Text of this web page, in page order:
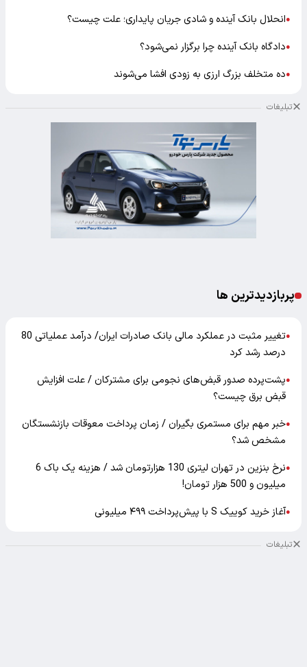
●انحلال بانک آینده و شادی جریان پایداری؛ علت چیست؟
●دادگاه بانک آینده چرا برگزار نمی‌شود؟
●ده متخلف بزرگ ارزی به زودی افشا می‌شوند
تبلیغات
پربازدیدترین ها
●
تغییر مثبت در عملکرد مالی بانک صادرات ایران/ درآمد عملیاتی 80
درصد رشد کرد
●پشت‌پرده صدور قبض‌های نجومی برای مشترکان / علت افزایش
قبض برق چیست؟
●خبر مهم برای مستمری بگیران / زمان پرداخت معوقات بازنشستگان
مشخص شد؟
●
نرخ بنزین در تهران لیتری 130 هزارتومان شد / هزینه یک باک 6
میلیون و 500 هزار تومان!
●آغاز خرید کوییک S با پیش‌پرداخت ۴۹۹ میلیونی
تبلیغات